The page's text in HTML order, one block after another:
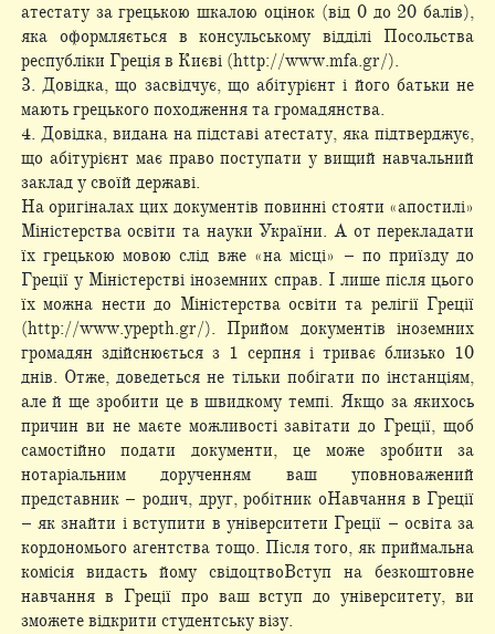
атестату за грецькою шкалою оцінок (від 0 до 20 балів),
яка оформляється в консульському відділі Посольства
республіки Греція в Києві (http://www.mfa.gr/).
3. Довідка, що засвідчує, що абітурієнт і його батьки не
мають грецького походження та громадянства.
4. Довідка, видана на підставі атестату, яка підтверджує,
що абітурієнт має право поступати у вищий навчальний
заклад у своїй державі.
На оригіналах цих документів повинні стояти «апостилі»
Міністерства освіти та науки України. А от перекладати
їх грецькою мовою слід вже «на місці» – по приїзду до
Греції у Міністерстві іноземних справ. І лише після цього
їх можна нести до Міністерства освіти та релігії Греції
(http://www.ypepth.gr/). Прийом документів іноземних
громадян здійснюється з 1 серпня і триває близько 10
днів. Отже, доведеться не тільки побігати по інстанціям,
але й ще зробити це в швидкому темпі. Якщо за якихось
причин ви не маєте можливості завітати до Греції, щоб
самостійно подати документи, це може зробити за
нотаріальним дорученням ваш уповноважений
представник – родич, друг, робітник оНавчання в Греції
– як знайти і вступити в університети Греції – освіта за
кордономього агентства тощо. Після того, як приймальна
комісія видасть йому свідоцтвоВступ на безкоштовне
навчання в Греції про ваш вступ до університету, ви
зможете відкрити студентську візу.